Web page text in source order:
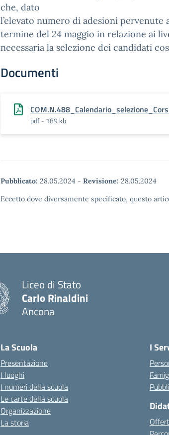
che, dato
l’elevato numero di adesioni
termine del 24 maggio in relazione ai
necessaria la selezione dei candidati
Documenti
pdf - 189 kb
Pubblicato: 28.05.2024 - Revisione: 28.05.2024
Eccetto dove diversamente specificato, questo
Liceo di Stato
Carlo Rinaldini
Ancona
La Scuola
Presentazione
I luoghi
I numeri della scuola
Le carte della scuola
Organizzazione
La storia
I